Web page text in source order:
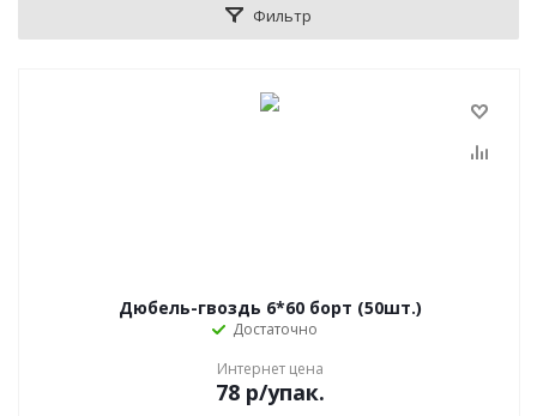
Фильтр
Дюбель-гвоздь 6*60 борт (50шт.)
Достаточно
Интернет цена
78р/упак.